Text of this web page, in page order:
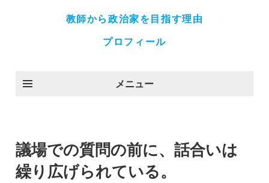
教師から政治家を目指す理由
プロフィール
メニュー
議場での質問の前に、話合いは
繰り広げられている。